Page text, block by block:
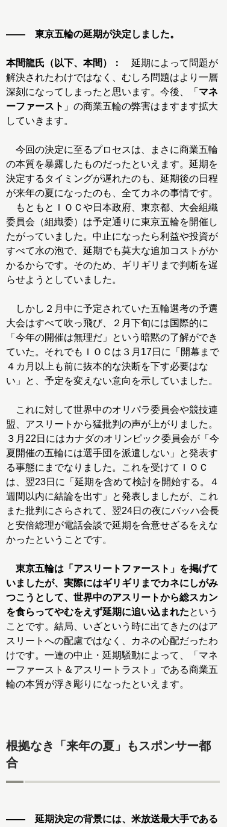
―― 東京五輪の延期が決定しました。
本間龍氏（以下、本間）： 延期によって問題が
解決されたわけではなく、むしろ問題はより一層
深刻になってしまったと思います。今後、「 マネ
ーファースト 」の商業五輪の弊害はますます拡大
していきます。
今回の決定に至るプロセスは、まさに商業五輪
の本質を暴露したものだったといえます。延期を
決定するタイミングが遅れたのも、延期後の日程
が来年の夏になったのも、全てカネの事情です。
もともとＩＯＣや日本政府、東京都、大会組織
委員会（組織委）は予定通りに東京五輪を開催し
たがっていました。中止になったら利益や投資が
すべて水の泡で、延期でも莫大な追加コストがか
かるからです。そのため、ギリギリまで判断を遅
らせようとしていました。
しかし２月中に予定されていた五輪選考の予選
大会はすべて吹っ飛び、２月下旬には国際的に
「今年の開催は無理だ」という暗黙の了解ができ
ていた。それでもＩＯＣは３月17日に「開幕まで
４カ月以上も前に抜本的な決断を下す必要はな
い」と、予定を変えない意向を示していました。
これに対して世界中のオリパラ委員会や競技連
盟、アスリートから猛批判の声が上がりました。
３月22日にはカナダのオリンピック委員会が「今
夏開催の五輪には選手団を派遣しない」と発表す
る事態にまでなりました。これを受けてＩＯＣ
は、翌23日に「延期を含めて検討を開始する。４
週間以内に結論を出す」と発表しましたが、これ
また批判にさらされて、翌24日の夜にバッハ会長
と安倍総理が電話会談で延期を合意せざるをえな
かったということです。
東京五輪は「アスリートファースト」を掲げて
いましたが、実際にはギリギリまでカネにしがみ
つこうとして、世界中のアスリートから総スカン
を食らってやむをえず延期に追い込まれたという
ことです。結局、いざという時に出てきたのはア
スリートへの配慮ではなく、カネの心配だったわ
けです。一連の中止・延期騒動によって、「マネ
ーファースト＆アスリートラスト」である商業五
輪の本質が浮き彫りになったといえます。
根拠なき「来年の夏」もスポンサー都
合
―― 延期決定の背景には、米放送最大手である